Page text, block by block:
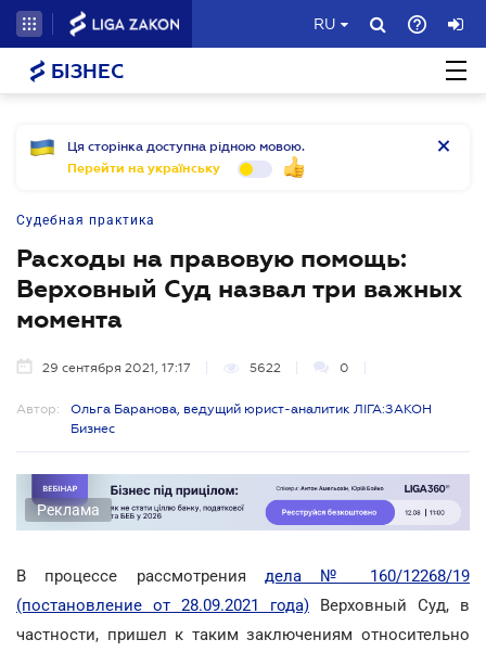
RU
БІЗНЕС
Ця сторінка доступна рідною мовою.
Перейти на українську
Судебная практика
Расходы на правовую помощь:
Верховный Суд назвал три важных
момента
29 сентября 2021, 17:17 5622 0
Автор:
Ольга Баранова, ведущий юрист-аналитик ЛІГА:ЗАКОН
Бизнес
Реклама
В процессе рассмотрения дела № 160/12268/19
(постановление от 28.09.2021 года) Верховный Суд, в
частности, пришел к таким заключениям относительно